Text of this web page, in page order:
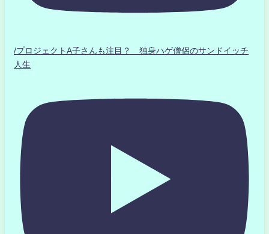
/プロジェクトA子さんも注目？ 独身ハゲ僧侶のサンドイッチ
人生